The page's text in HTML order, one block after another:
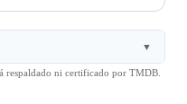
▼
respaldado ni certificado por TMDB.